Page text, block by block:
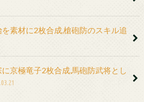
を素材に2枚合成,槍砲防のスキル追
京極竜子2枚合成,馬砲防武将とし